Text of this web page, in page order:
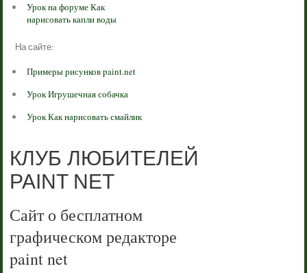
Урок на форуме Как
нарисовать капли воды
На сайте:
Примеры рисунков paint.net
Урок Игрушечная собачка
Урок Как нарисовать смайлик
КЛУБ ЛЮБИТЕЛЕЙ
PAINT NET
Сайт о бесплатном
графическом редакторе
paint net